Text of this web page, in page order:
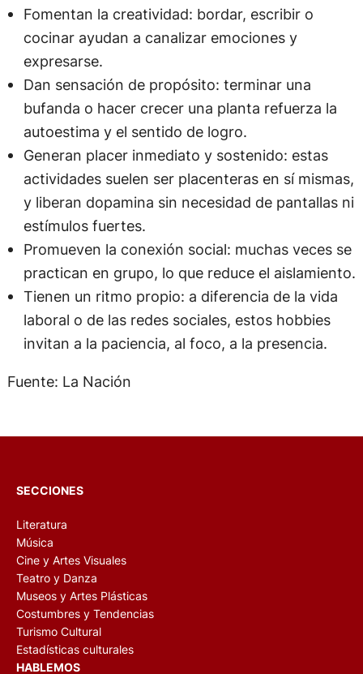
Fomentan la creatividad: bordar, escribir o
cocinar ayudan a canalizar emociones y
expresarse.
Dan sensación de propósito: terminar una
bufanda o hacer crecer una planta refuerza la
autoestima y el sentido de logro.
Generan placer inmediato y sostenido: estas
actividades suelen ser placenteras en sí mismas,
y liberan dopamina sin necesidad de pantallas ni
estímulos fuertes.
Promueven la conexión social: muchas veces se
practican en grupo, lo que reduce el aislamiento.
Tienen un ritmo propio: a diferencia de la vida
laboral o de las redes sociales, estos hobbies
invitan a la paciencia, al foco, a la presencia.
Fuente: La Nación
SECCIONES
Literatura
Música
Cine y Artes Visuales
Teatro y Danza
Museos y Artes Plásticas
Costumbres y Tendencias
Turismo Cultural
Estadísticas culturales
HABLEMOS